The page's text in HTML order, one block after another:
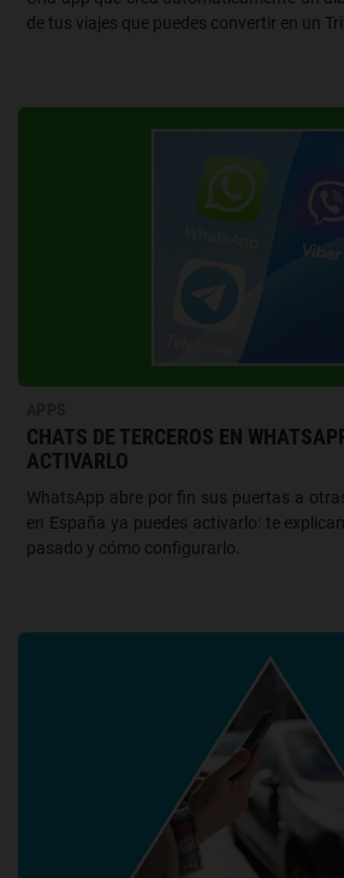
de tus viajes que puedes convertir en un
CHATS DE TERCEROS EN
ACTIVARLO
WhatsApp abre por fin sus puertas a
en España ya puedes activarlo: te
pasado y cómo configurarlo.